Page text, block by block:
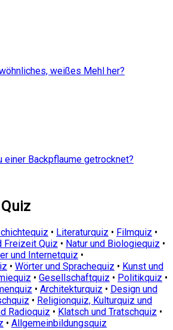
weißes Mehl her?
Backpflaume getrocknet?
• Literaturquiz • Filmquiz •
Freizeit Quiz • Natur und Biologiequiz •
und Internetquiz •
• Wörter und Sprachequiz • Kunst und
• Gesellschaftquiz • Politikquiz •
• Architekturquiz • Design und
• Religionquiz, Kulturquiz und
Radioquiz • Klatsch und Tratschquiz •
• Allgemeinbildungsquiz